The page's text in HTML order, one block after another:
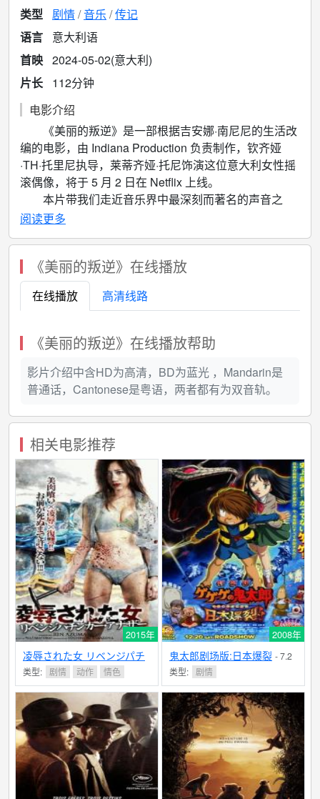
类型 剧情 音乐 传记
语言
意大利语
首映 2024-05-02(意大利)
片长
112分钟
电影介绍
《美丽的叛逆》是一部根据吉安娜·南尼尼的生活改
编的电影，由 Indiana Production 负责制作，钦齐娅
·TH·托里尼执导，莱蒂齐娅·托尼饰演这位意大利女性摇
滚偶像，将于 5 月 2 日在 Netflix 上线。
本片带我们走近音乐界中最深刻而著名的声音之
一，展现了她的生活片段。故事跨越三十年，从童年以
此间出现了一个转折点，把吉安娜的生活分成两部分，
而这个节点被认为是她真正诞生的时间：1983 年。
《美丽的叛逆》将观众带入一位能够用诗歌和音乐
塑造情感的女性的生活和创造思维之旅。这是一位独
断追求灵感和转变，将音乐和自由作为她的宣言。
演员阵容还包括塞伦·卡拉马扎、毛里齐奥·隆巴迪、
斯特凡诺·罗西·希尔达尼，以及饰演少年玛拉·马永基的
安德烈亚·德洛古。
阅读更多
《美丽的叛逆》在线播放
在线播放 高清线路
《美丽的叛逆》在线播放帮助
影片介绍中含HD为高清，BD为蓝光 ，Mandarin是
普通话，Cantonese是粤语，两者都有为双音轨。
相关电影推荐
2015年
凌辱された女 リベンジパチ
ンカー・アナザー
类型: 剧情 动作 情色
2008年
鬼太郎剧场版:日本爆裂 - 7.2
分
类型: 剧情